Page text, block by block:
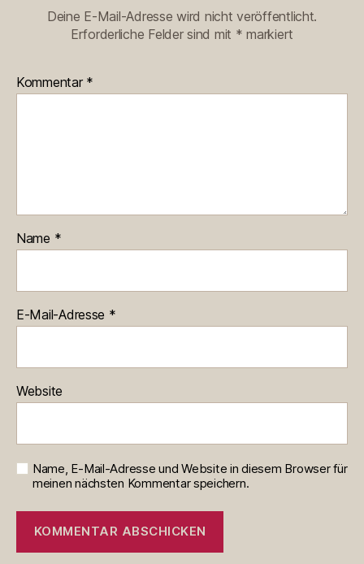
Deine E-Mail-Adresse wird nicht veröffentlicht.
Erforderliche Felder sind mit * markiert
Kommentar *
Name *
E-Mail-Adresse *
Website
Name, E-Mail-Adresse und Website in diesem Browser für
meinen nächsten Kommentar speichern.